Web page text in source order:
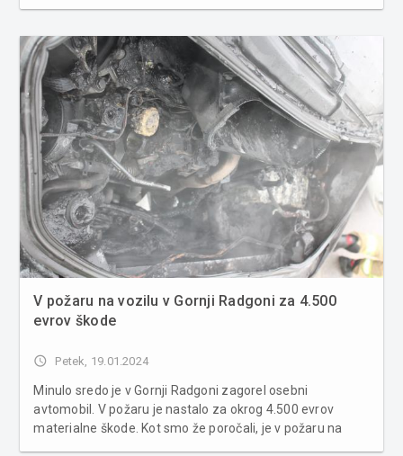
vozil...
V požaru na vozilu v Gornji Radgoni za 4.500
evrov škode
access_time Petek, 19.01.2024
Minulo sredo je v Gornji Radgoni zagorel osebni
avtomobil. V požaru je nastalo za okrog 4.500 evrov
materialne škode. Kot smo že poročali, je v požaru na